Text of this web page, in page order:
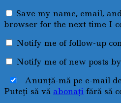
Save my name, email,
browser for the next time I
Notify me of follow-up
Notify me of new posts
Anunţă-mă pe e-mail
Puteţi să vă abonaţi fără să